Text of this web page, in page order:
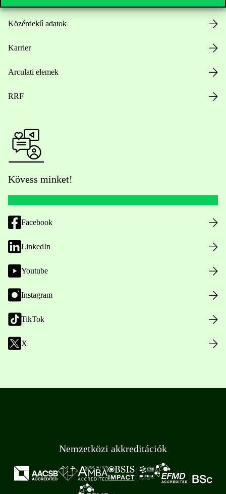
Közérdekű adatok
Karrier
Arculati elemek
RRF
Kövess minket!
Facebook
LinkedIn
Youtube
Instagram
TikTok
X
Nemzetközi akkreditációk